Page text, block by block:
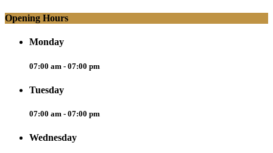
Opening Hours
Monday
07:00 am - 07:00 pm
Tuesday
07:00 am - 07:00 pm
Wednesday